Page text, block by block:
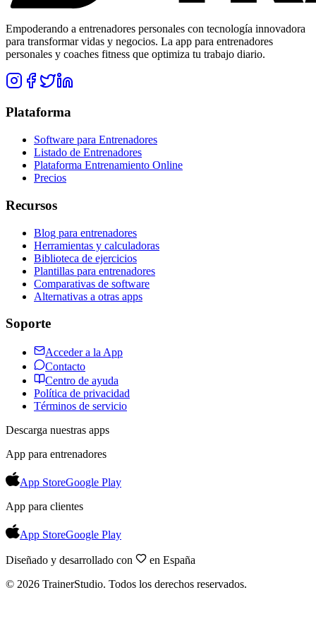
Empoderando a entrenadores personales con tecnología innovadora
para transformar vidas y negocios. La app para entrenadores
personales y coaches fitness que optimiza tu trabajo diario.
Plataforma
Software para Entrenadores
Listado de Entrenadores
Plataforma Entrenamiento Online
Precios
Recursos
Blog para entrenadores
Herramientas y calculadoras
Biblioteca de ejercicios
Plantillas para entrenadores
Comparativas de software
Alternativas a otras apps
Soporte
Acceder a la App
Contacto
Centro de ayuda
Política de privacidad
Términos de servicio
Descarga nuestras apps
App para entrenadores
App StoreGoogle Play
App para clientes
App StoreGoogle Play
Diseñado y desarrollado con
en España
© 2026 TrainerStudio. Todos los derechos reservados.